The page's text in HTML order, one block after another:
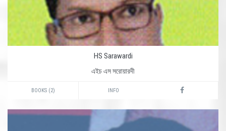
HS Sarawardi
এইচ এস সরোয়ারদী
BOOKS (2) INFO